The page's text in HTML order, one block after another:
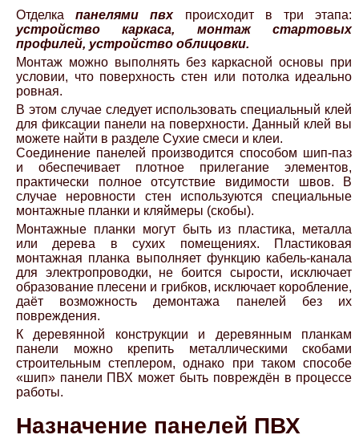
Отделкапанелями пвхпроисходит в три этапа:
устройство каркаса, монтаж стартовых
профилей, устройство облицовки.
Монтаж можно выполнять без каркасной основы при
условии, что поверхность стен или потолка идеально
ровная.
В этом случае следует использовать специальный клей
для фиксации панели на поверхности. Данный клей вы
можете найти в разделе Сухие смеси и клеи.
Соединение панелей производится способом шип-паз
и обеспечивает плотное прилегание элементов,
практически полное отсутствие видимости швов. В
случае неровности стен используются специальные
монтажные планки и кляймеры (скобы).
Монтажные планки могут быть из пластика, металла
или дерева в сухих помещениях. Пластиковая
монтажная планка выполняет функцию кабель-канала
для электропроводки, не боится сырости, исключает
образование плесени и грибков, исключает коробление,
даёт возможность демонтажа панелей без их
повреждения.
К деревянной конструкции и деревянным планкам
панели можно крепить металлическими скобами
строительным степлером, однако при таком способе
«шип» панели ПВХ может быть повреждён в процессе
работы.
Назначение панелей ПВХ